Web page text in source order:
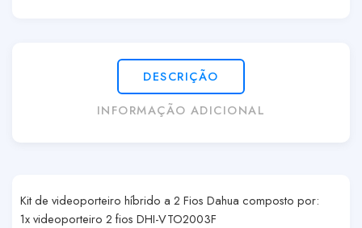
DESCRIÇÃO
INFORMAÇÃO ADICIONAL
Kit de videoporteiro híbrido a 2 Fios Dahua composto por:
1x videoporteiro 2 fios DHI-VTO2003F